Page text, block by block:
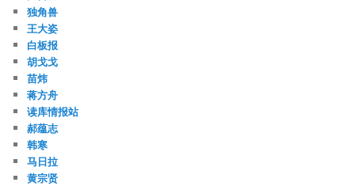
独角兽
王大姿
白板报
胡戈戈
苗炜
蒋方舟
读库情报站
郝蕴志
韩寒
马日拉
黄宗贤